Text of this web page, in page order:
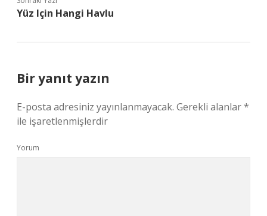
Yüz Için Hangi Havlu
Bir yanıt yazın
E-posta adresiniz yayınlanmayacak. Gerekli alanlar*
ile işaretlenmişlerdir
Yorum